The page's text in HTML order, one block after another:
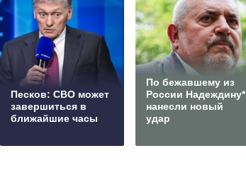
Песков: СВО может
завершиться в
ближайшие часы
По бежавшему из
России Надеждину*
нанесли новый
удар